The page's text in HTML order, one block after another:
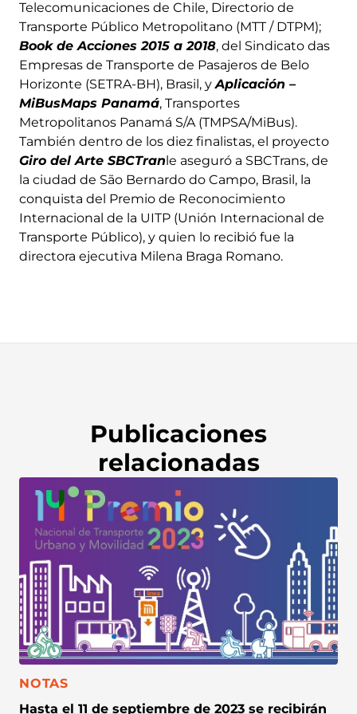
Telecomunicaciones de Chile, Directorio de
Transporte Público Metropolitano (MTT / DTPM);
Book de Acciones 2015 a 2018, del Sindicato das
Empresas de Transporte de Pasajeros de Belo
Horizonte (SETRA-BH), Brasil, yAplicación –
MiBusMaps Panamá, Transportes
Metropolitanos Panamá S/A (TMPSA/MiBus).
También dentro de los diez finalistas, el proyecto
Giro del Arte SBCTranle aseguró a SBCTrans, de
la ciudad de São Bernardo do Campo, Brasil, la
conquista del Premio de Reconocimiento
Internacional de la UITP (Unión Internacional de
Transporte Público), y quien lo recibió fue la
directora ejecutiva Milena Braga Romano.
Publicaciones
relacionadas
CATEGORÍA:
NOTAS
Hasta el 11 de septiembre de 2023 se recibirán